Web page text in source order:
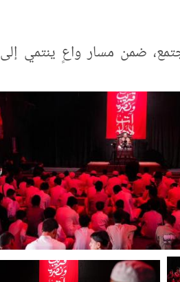
ضمن مسار واعٍ ينتمي إلى